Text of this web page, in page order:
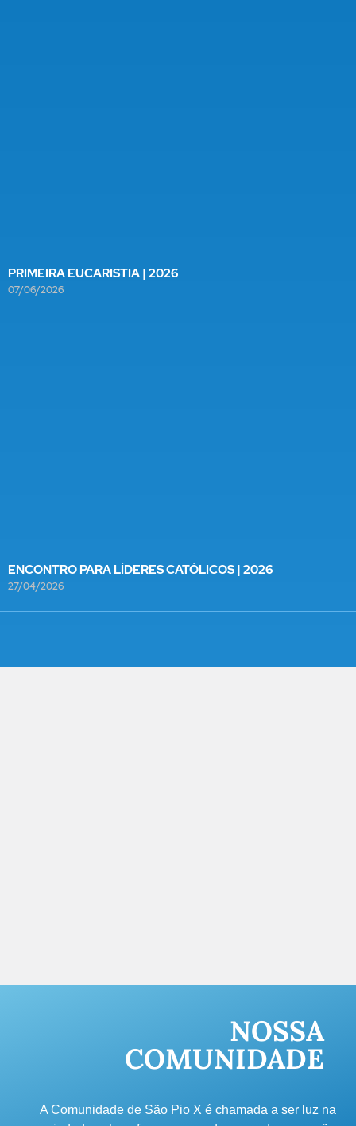
PRIMEIRA EUCARISTIA | 2026
07/06/2026
ENCONTRO PARA LÍDERES CATÓLICOS | 2026
27/04/2026
NOSSA
COMUNIDADE
A Comunidade de São Pio X é chamada a ser luz na